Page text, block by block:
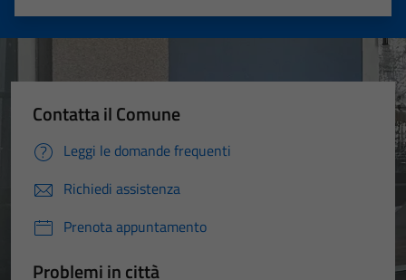
Valuta 5 stelle su 5
Valuta 4 stelle su 5
Valuta 3 stelle su 5
Valuta 2 stelle su 5
Valuta 1 stelle su 5
Contatta il Comune
Leggi le domande frequenti
Richiedi assistenza
Prenota appuntamento
Problemi in città